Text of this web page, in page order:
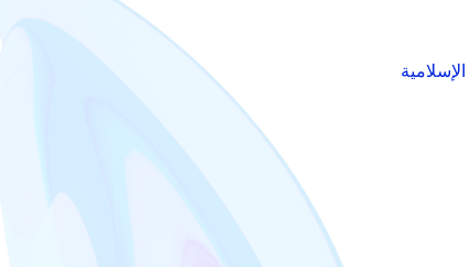
الإسلامية